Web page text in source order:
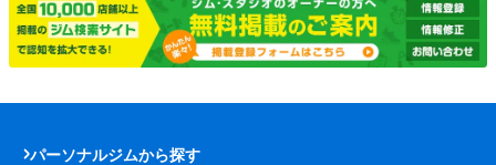
パーソナルジムから探す